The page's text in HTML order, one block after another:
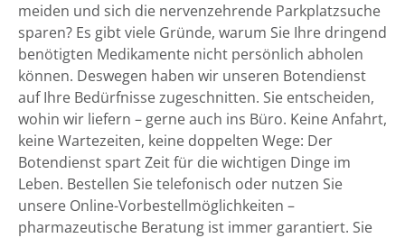
meiden und sich die nervenzehrende Parkplatzsuche
sparen? Es gibt viele Gründe, warum Sie Ihre dringend
benötigten Medikamente nicht persönlich abholen
können. Deswegen haben wir unseren Botendienst
auf Ihre Bedürfnisse zugeschnitten. Sie entscheiden,
wohin wir liefern – gerne auch ins Büro. Keine Anfahrt,
keine Wartezeiten, keine doppelten Wege: Der
Botendienst spart Zeit für die wichtigen Dinge im
Leben. Bestellen Sie telefonisch oder nutzen Sie
unsere Online-Vorbestellmöglichkeiten –
pharmazeutische Beratung ist immer garantiert. Sie